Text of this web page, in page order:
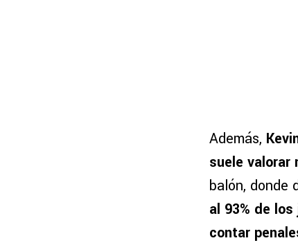
Además,
suele
balón, donde
al 93% de
contar